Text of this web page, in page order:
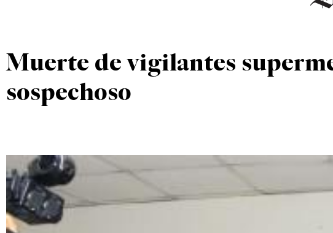
Muerte de vigilantes
sospechoso